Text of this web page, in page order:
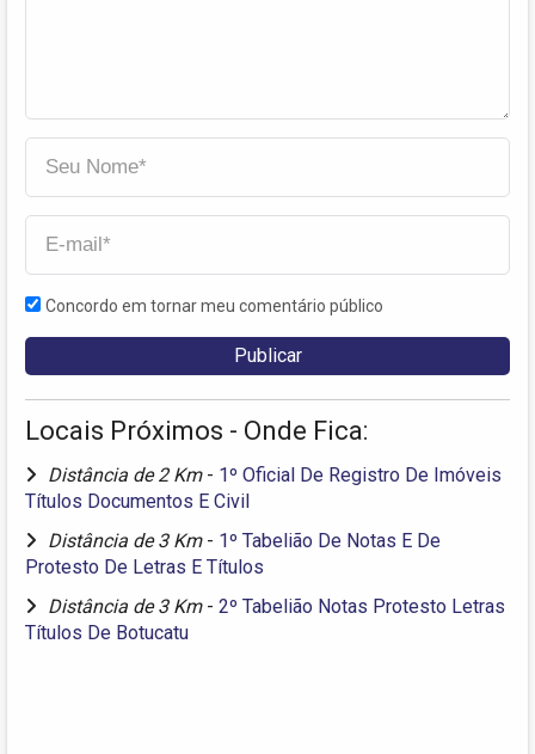
Concordo em tornar meu comentário público
Locais Próximos - Onde Fica:
Distância de 2 Km - 1º Oficial De Registro De Imóveis
Títulos Documentos E Civil
Distância de 3 Km - 1º Tabelião De Notas E De
Protesto De Letras E Títulos
Distância de 3 Km - 2º Tabelião Notas Protesto Letras
Títulos De Botucatu